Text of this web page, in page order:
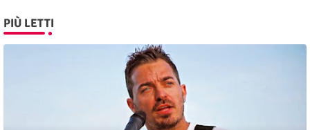
PIÙ LETTI